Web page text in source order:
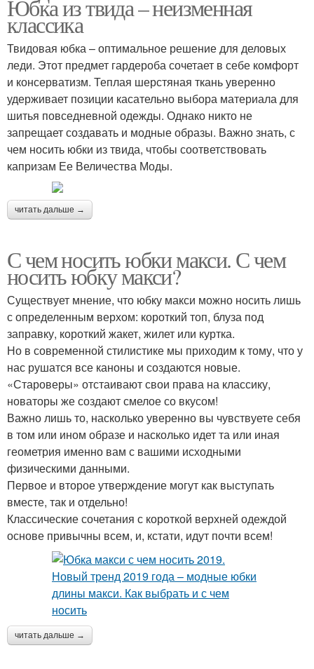
Юбка из твида – неизменная
классика
Твидовая юбка – оптимальное решение для деловых
леди. Этот предмет гардероба сочетает в себе комфорт
и консерватизм. Теплая шерстяная ткань уверенно
удерживает позиции касательно выбора материала для
шитья повседневной одежды. Однако никто не
запрещает создавать и модные образы. Важно знать, с
чем носить юбки из твида, чтобы соответствовать
капризам Ее Величества Моды.
читать дальше →
С чем носить юбки макси. С чем
носить юбку макси?
Существует мнение, что юбку макси можно носить лишь
с определенным верхом: короткий топ, блуза под
заправку, короткий жакет, жилет или куртка.
Но в современной стилистике мы приходим к тому, что у
нас рушатся все каноны и создаются новые.
«Староверы» отстаивают свои права на классику,
новаторы же создают смелое со вкусом!
Важно лишь то, насколько уверенно вы чувствуете себя
в том или ином образе и насколько идет та или иная
геометрия именно вам с вашими исходными
физическими данными.
Первое и второе утверждение могут как выступать
вместе, так и отдельно!
Классические сочетания с короткой верхней одеждой
основе привычны всем, и, кстати, идут почти всем!
читать дальше →